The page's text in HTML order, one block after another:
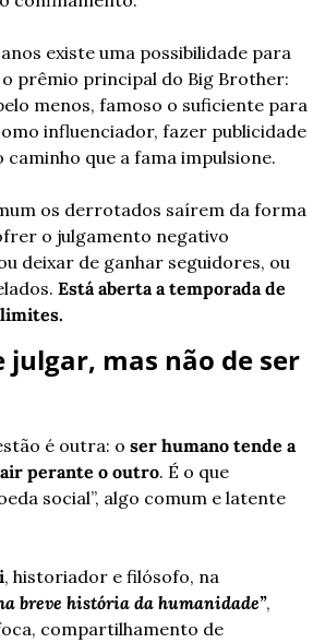
existe uma possibilidade para
prêmio principal do Big Brother:
menos, famoso o suficiente para
influenciador, fazer publicidade
que a fama impulsione.
os derrotados saírem da forma
o julgamento negativo
deixar de ganhar seguidores, ou
Está aberta a temporada de
julgar, mas não de ser
é outra: o ser humano tende a
perante o outro. É o que
social”, algo comum e latente
, historiador e filósofo, na
breve história da humanidade”,
compartilhamento de